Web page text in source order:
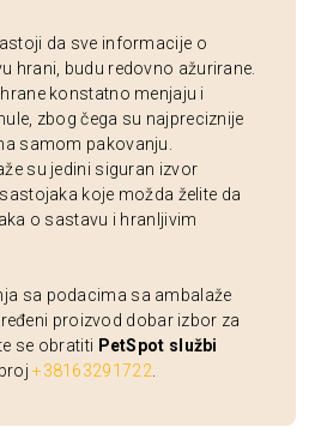
da sve informacije o
hrani, budu redovno ažurirane.
konstatno menjaju i
zbog čega su najpreciznije
samom pakovanju.
su jedini siguran izvor
koje možda želite da
o sastavu i hranljivim
sa podacima sa ambalaže
proizvod dobar izbor za
se obratiti PetSpot službi
+38163291722